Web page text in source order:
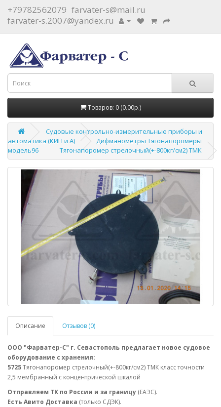
+79782562079 farvater-s@mail.ru
farvater-s.2007@yandex.ru
Товаров: 0 (0.00р.)
Судовые контрольно-измерительные приборы и
автоматика (КИП и А)
Дифманометры Тягонапоромеры
модель96
Тягонапоромер стрелочный(+-800кг/см2) ТМК
Описание Отзывов (0)
ООО "Фарватер-С" г. Севастополь предлагает новое судовое
оборудование с хранения:
5725Тягонапоромер стрелочный(+-800кг/см2) ТМК класс точности
2,5 мембранный с концентрической шкалой
Отправляем ТК по России и за границу (ЕАЭС).
Есть Авито Доставка (только СДЭК).